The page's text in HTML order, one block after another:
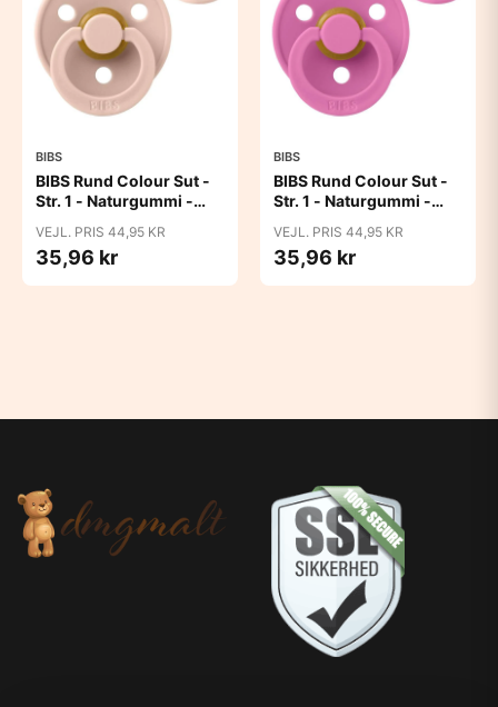
BIBS
BIBS Rund Colour Sut -
Str. 1 - Naturgummi -
VEJL. PRIS 44,95 KR
35,96 kr
BIBS
BIBS Rund Colour Sut -
Str. 1 - Naturgummi -
VEJL. PRIS 44,95 KR
35,96 kr